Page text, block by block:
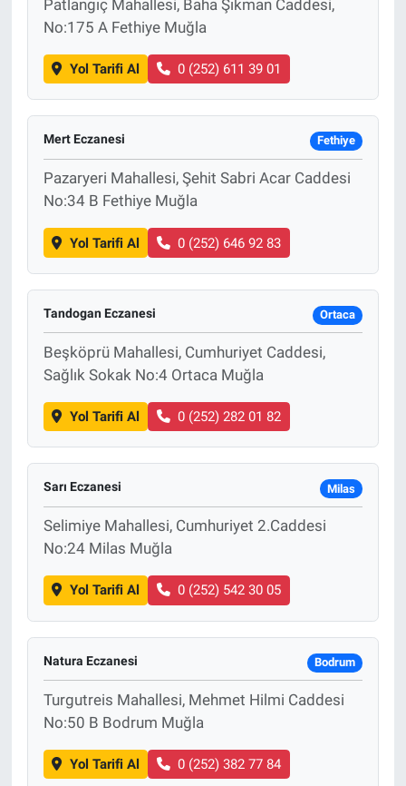
Patlangıç Mahallesi, Baha Şıkman Caddesi,
No:175 A Fethiye Muğla
Yol Tarifi Al 0 (252) 611 39 01
Mert Eczanesi Fethiye
Pazaryeri Mahallesi, Şehit Sabri Acar Caddesi
No:34 B Fethiye Muğla
Yol Tarifi Al 0 (252) 646 92 83
Tandogan Eczanesi Ortaca
Beşköprü Mahallesi, Cumhuriyet Caddesi,
Sağlık Sokak No:4 Ortaca Muğla
Yol Tarifi Al 0 (252) 282 01 82
Sarı Eczanesi Milas
Selimiye Mahallesi, Cumhuriyet 2.Caddesi
No:24 Milas Muğla
Yol Tarifi Al 0 (252) 542 30 05
Natura Eczanesi Bodrum
Turgutreis Mahallesi, Mehmet Hilmi Caddesi
No:50 B Bodrum Muğla
Yol Tarifi Al 0 (252) 382 77 84